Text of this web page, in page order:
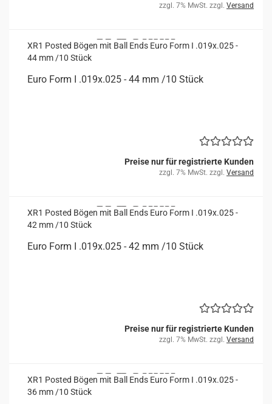
zzgl. 7% MwSt. zzgl. Versand
XR1 Posted Bögen mit Ball Ends Euro Form I .019x.025 -
44 mm /10 Stück
Euro Form I .019x.025 - 44 mm /10 Stück
Preise nur für registrierte Kunden
zzgl. 7% MwSt. zzgl. Versand
XR1 Posted Bögen mit Ball Ends Euro Form I .019x.025 -
42 mm /10 Stück
Euro Form I .019x.025 - 42 mm /10 Stück
Preise nur für registrierte Kunden
zzgl. 7% MwSt. zzgl. Versand
XR1 Posted Bögen mit Ball Ends Euro Form I .019x.025 -
36 mm /10 Stück